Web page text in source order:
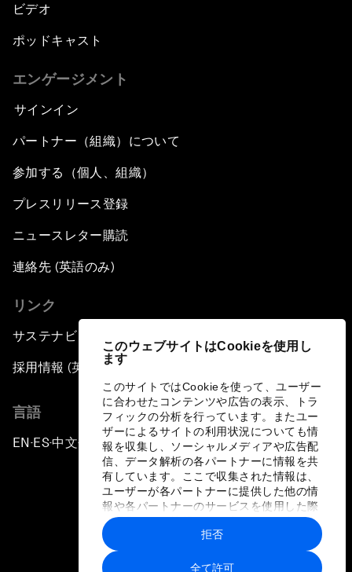
このウェブサイトはCookieを使用し
ます
このサイトではCookieを使って、ユーザー
に合わせたコンテンツや広告の表示、トラ
フィックの分析を行っています。またユー
ザーによるサイトの利用状況についても情
報を収集し、ソーシャルメディアや広告配
信、データ解析の各パートナーに情報を共
有しています。ここで収集された情報は、
ユーザーが各パートナーに提供した他の情
報や各パートナーのサービスを使用した際
に収集された情報と組み合わされ、各パー
トナーによって使用されることがありま
す。
全て許可
拒否
ビデオ
ポッドキャスト
エンゲージメント
サインイン
パートナー（組織）について
参加する（個人、組織）
プレスリリース登録
ニュースレター購読
連絡先 (英語のみ)
リンク
サステナビリティへの取り組み
採用情報 (英語のみ)
言語
EN ▪ES▪中文▪ 日本語
プライバシーポリシーと利用規約